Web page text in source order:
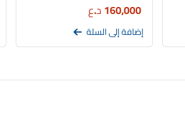
160,000د.ع
إضافة إلى السلة